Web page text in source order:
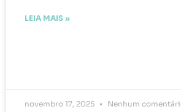
LEIA MAIS »
novembro 17, 2025 Nenhum